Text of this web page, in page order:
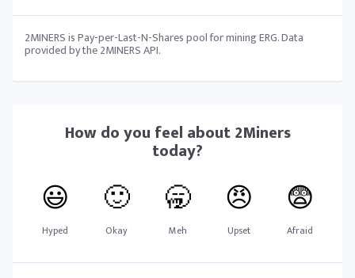
2MINERS is Pay-per-Last-N-Shares pool for mining ERG. Data
provided by the 2MINERS API.
How do you feel about2Miners
today?
😃
Hyped
🙂
Okay
🥱
Meh
😠
Upset
😨
Afraid